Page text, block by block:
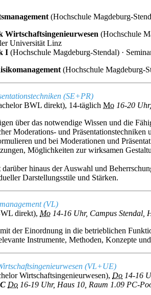
(Hochschule Magdeburg-
Wirtschaftsingenieurwesen (Hochschule
I (Hochschule Magdeburg-Stendal) ·
(Hochschule Magdeburg-
(SE+PR)
BWL direkt), 14-täglich Mo 16-20
über das notwendige Wissen und die
Moderations- und
und bei Moderationen und
Möglichkeiten zur wirksamen
hinaus der Auswahl und
Darstellungsstile und Stärken.
(VL)
direkt), Mo 14-16 Uhr, Campus Stendal,
der Einordnung in die betrieblichen
Instrumente, Methoden, Konzepte
(VL+UE)
Wirtschaftsingenieurwesen), Do 14-16
Do 16-19 Uhr, Haus 10, Raum 1.09 PC-